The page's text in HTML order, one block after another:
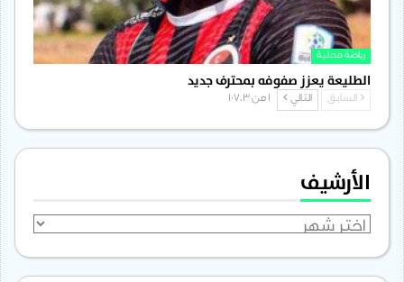
رياضة محلية
الطليعة يعزز صفوفه بمحترف جديد
السابق التالي
الأرشيف
الأرشيف